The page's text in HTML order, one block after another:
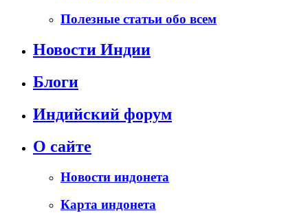
Полезные статьи обо всем
Новости Индии
Блоги
Индийский форум
О сайте
Новости индонета
Карта индонета